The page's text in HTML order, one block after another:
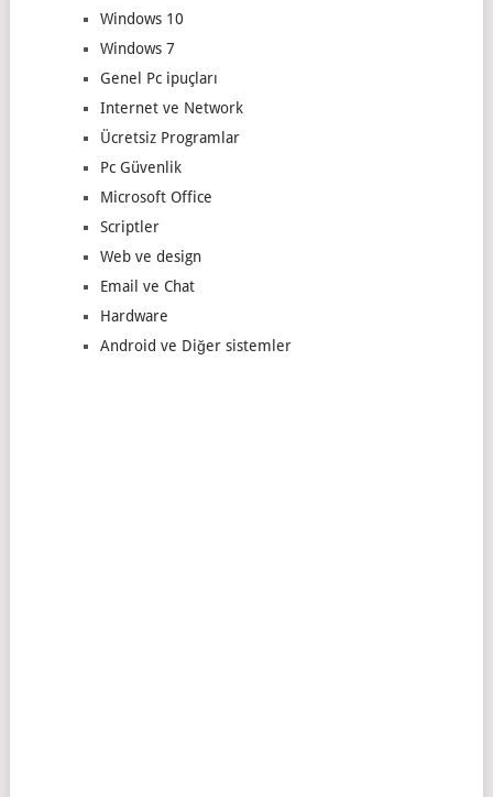
Windows 10
Windows 7
Genel Pc ipuçları
Internet ve Network
Ücretsiz Programlar
Pc Güvenlik
Microsoft Office
Scriptler
Web ve design
Email ve Chat
Hardware
Android ve Diğer sistemler